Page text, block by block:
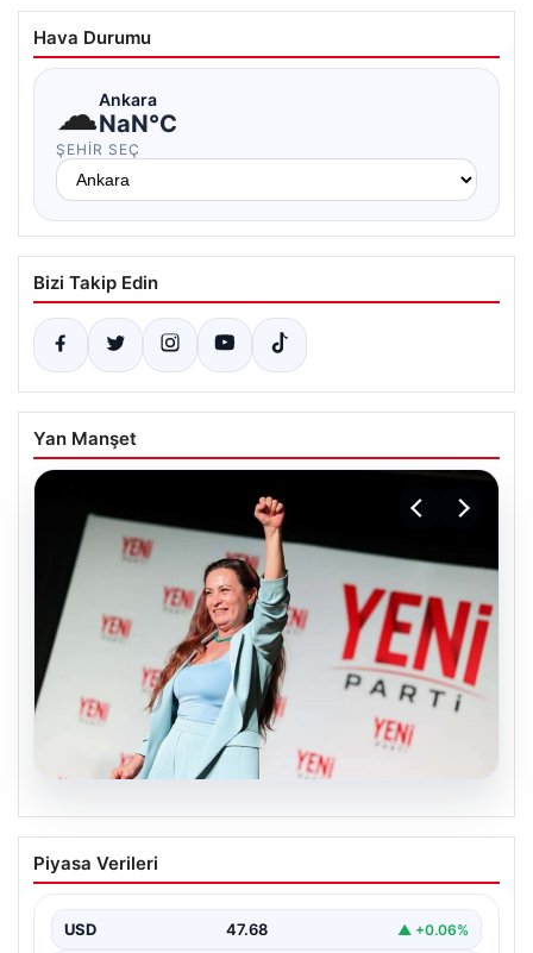
Hava Durumu
☁Ankara
NaN°C
ŞEHIR SEÇ
Bizi Takip Edin
Yan Manşet
05.08.2026
Manisa’da Rüşvet Soruşturması: Yeni
Parti İl Başkanı İlksen Özalper
Manisa’da yaşanan rüşvet operasyonu kapsamında Yeni
Piyasa Verileri
USD 47.68 ▲ +0.06%